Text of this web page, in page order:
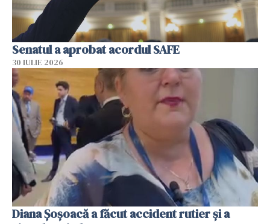
Senatul a aprobat acordul SAFE
30 IULIE 2026
Diana Șoșoacă a făcut accident rutier și a